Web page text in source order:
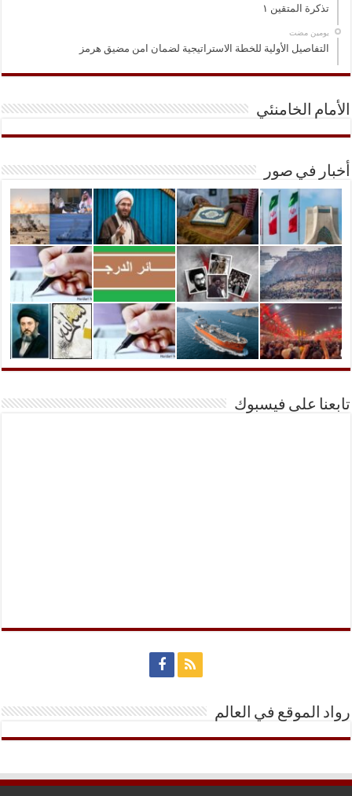
تذكرة المتقين ١
‏يومين مضت
التفاصيل الأولية للخطة الاستراتيجية لضمان امن مضيق هرمز
الأمام الخامنئي
أخبار في صور
تابعنا على فيسبوك
رواد الموقع في العالم